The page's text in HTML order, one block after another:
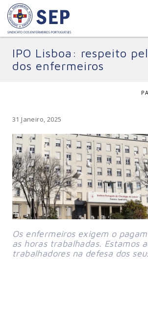
IPO Lisboa: respeito
dos enfermeiros
31 Janeiro, 2025
Os enfermeiros exigem o
as horas trabalhadas. Estamos
trabalhadores na defesa dos